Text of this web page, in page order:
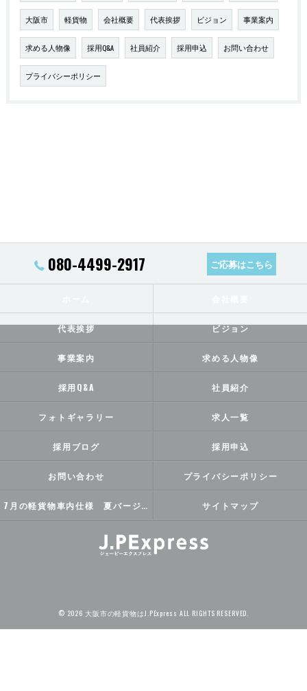
大阪市 軽貨物 会社概要 代表挨拶 ビジョン 事業案内
求める人物像 採用Q&A 社員紹介 採用申込 お問い合わせ
プライバシーポリシー
080-4499-2917 ご応募はこちら
代表挨拶 ビジョン
事業案内 求める人物像
採用Q&A 社員紹介
フォトギャラリー 求人一覧
採用ブログ 採用申込
お問い合わせ プライバシーポリシー
7月の軽貨物車内仕様 夏バージョン サイトマップ
© 2026 大阪市の軽貨物はJ.PExpress ALL RIGHTS RESERVED.